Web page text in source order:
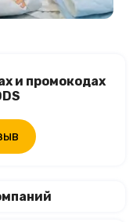
и промокодах